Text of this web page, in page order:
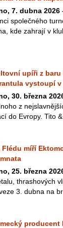
7. dubna 2026
společného
kde zahrají v
upíři z
vystoupí v
30. března
z
do Evropy. Tito
Flédu míří
25. března
thrashových
3. dubna na